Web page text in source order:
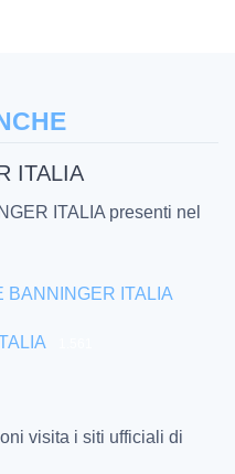
ITALIA
ITALIA presenti nel
BANNINGER ITALIA
visita i siti ufficiali di